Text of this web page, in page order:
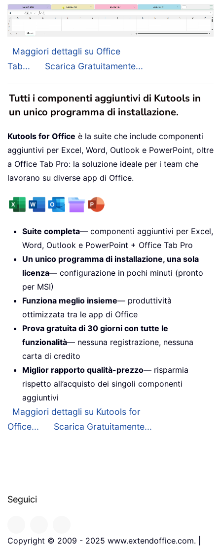
Maggiori dettagli su Office
Tab...
Scarica Gratuitamente...
Tutti i componenti aggiuntivi di Kutools in
un unico programma di installazione.
Kutools for Office è la suite che include componenti
aggiuntivi per Excel, Word, Outlook e PowerPoint, oltre
a Office Tab Pro: la soluzione ideale per i team che
lavorano su diverse app di Office.
Suite completa— componenti aggiuntivi per Excel,
Word, Outlook e PowerPoint + Office Tab Pro
Un unico programma di installazione, una sola
licenza— configurazione in pochi minuti (pronto
per MSI)
Funziona meglio insieme— produttività
ottimizzata tra le app di Office
Prova gratuita di 30 giorni con tutte le
funzionalità— nessuna registrazione, nessuna
carta di credito
Miglior rapporto qualità-prezzo— risparmia
rispetto all’acquisto dei singoli componenti
aggiuntivi
Maggiori dettagli su Kutools for
Office...
Scarica Gratuitamente...
Seguici
Copyright © 2009 - 2025 www.extendoffice.com. |